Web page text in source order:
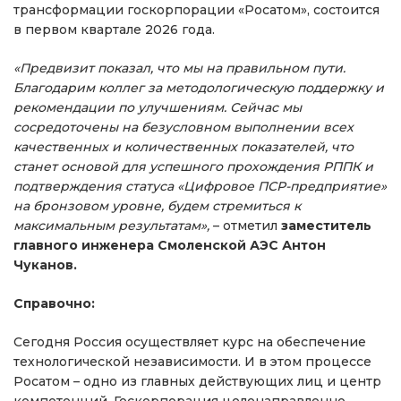
трансформации госкорпорации «Росатом», состоится
в первом квартале 2026 года.
«Предвизит показал, что мы на правильном пути.
Благодарим коллег за методологическую поддержку и
рекомендации по улучшениям. Сейчас мы
сосредоточены на безусловном выполнении всех
качественных и количественных показателей, что
станет основой для успешного прохождения РППК и
подтверждения статуса «Цифровое ПСР-предприятие»
на бронзовом уровне, будем стремиться к
максимальным результатам», – отметил заместитель
главного инженера Смоленской АЭС Антон
Чуканов.
Справочно:
Сегодня Россия осуществляет курс на обеспечение
технологической независимости. И в этом процессе
Росатом – одно из главных действующих лиц и центр